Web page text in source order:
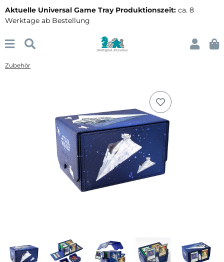
Aktuelle Universal Game Tray Produktionszeit: ca. 8
Werktage ab Bestellung
Zubehör